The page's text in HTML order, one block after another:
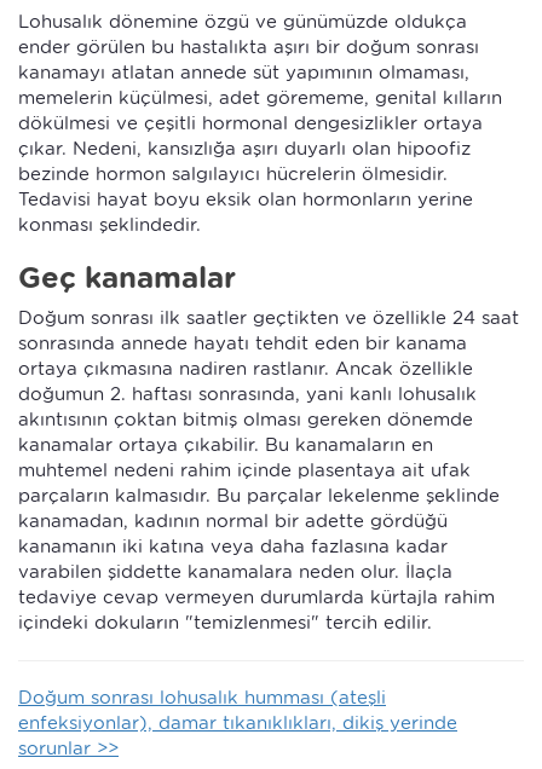
Lohusalık dönemine özgü ve günümüzde oldukça
ender görülen bu hastalıkta aşırı bir doğum sonrası
kanamayı atlatan annede süt yapımının olmaması,
memelerin küçülmesi, adet görememe, genital kılların
dökülmesi ve çeşitli hormonal dengesizlikler ortaya
çıkar. Nedeni, kansızlığa aşırı duyarlı olan hipoofiz
bezinde hormon salgılayıcı hücrelerin ölmesidir.
Tedavisi hayat boyu eksik olan hormonların yerine
konması şeklindedir.
Geç kanamalar
Doğum sonrası ilk saatler geçtikten ve özellikle 24 saat
sonrasında annede hayatı tehdit eden bir kanama
ortaya çıkmasına nadiren rastlanır. Ancak özellikle
doğumun 2. haftası sonrasında, yani kanlı lohusalık
akıntısının çoktan bitmiş olması gereken dönemde
kanamalar ortaya çıkabilir. Bu kanamaların en
muhtemel nedeni rahim içinde plasentaya ait ufak
parçaların kalmasıdır. Bu parçalar lekelenme şeklinde
kanamadan, kadının normal bir adette gördüğü
kanamanın iki katına veya daha fazlasına kadar
varabilen şiddette kanamalara neden olur. İlaçla
tedaviye cevap vermeyen durumlarda kürtajla rahim
içindeki dokuların "temizlenmesi" tercih edilir.
Doğum sonrası lohusalık humması (ateşli
enfeksiyonlar), damar tıkanıklıkları, dikiş yerinde
sorunlar >>